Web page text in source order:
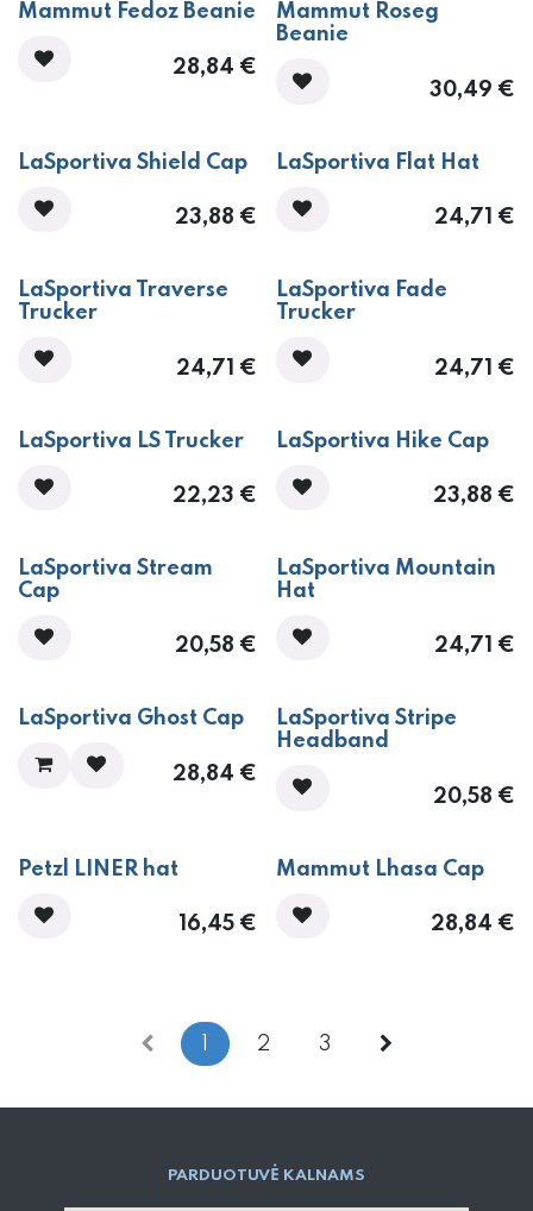
Mammut Fedoz Beanie
28,84 €
Mammut Roseg
Beanie
30,49 €
LaSportiva Shield Cap
23,88 €
LaSportiva Flat Hat
24,71 €
LaSportiva Traverse
Trucker
24,71 €
LaSportiva Fade
Trucker
24,71 €
LaSportiva LS Trucker
22,23 €
LaSportiva Hike Cap
23,88 €
LaSportiva Stream
Cap
20,58 €
LaSportiva Mountain
Hat
24,71 €
LaSportiva Ghost Cap
28,84 €
LaSportiva Stripe
Headband
20,58 €
Petzl LINER hat
16,45€
Mammut Lhasa Cap
28,84 €
2 3
PARD​UOTUVĖ​ KALNAMS